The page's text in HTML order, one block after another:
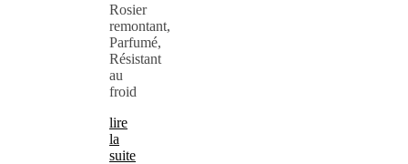
Rosier
remontant,
Parfumé,
Résistant
au
froid
lire
la
suite